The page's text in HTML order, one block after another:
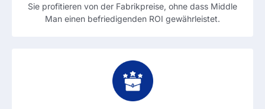
Sie profitieren von der Fabrikpreise, ohne dass Middle
Man einen befriedigenden ROI gewährleistet.